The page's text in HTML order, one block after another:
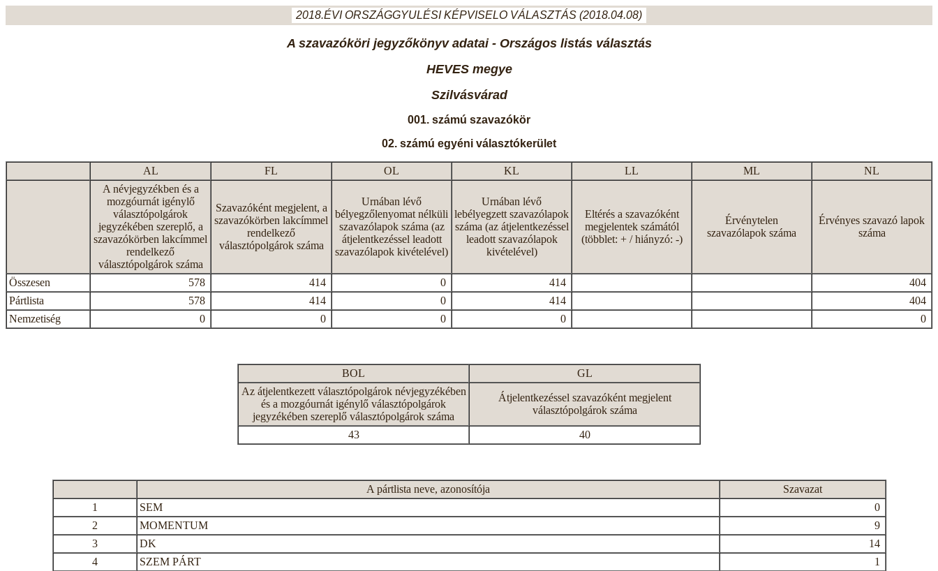
2018.ÉVI ORSZÁGGYULÉSI KÉPVISELO VÁLASZTÁS (2018.04.08)
A szavazóköri jegyzőkönyv adatai - Országos listás választás
HEVES megye
Szilvásvárad
001. számú szavazókör
02. számú egyéni választókerület
AL FL OL KL LL ML
NL
A névjegyzékben és a
mozgóurnát igénylő
választópolgárok
jegyzékében szereplő, a
szavazókörben lakcímmel
rendelkező
választópolgárok száma
Szavazóként megjelent, a
szavazókörben lakcímmel
rendelkező
választópolgárok száma
Urnában lévő
bélyegzőlenyomat nélküli
szavazólapok száma (az
átjelentkezéssel leadott
szavazólapok kivételével)
Urnában lévő
lebélyegzett szavazólapok
száma (az átjelentkezéssel
leadott szavazólapok
kivételével)
Eltérés a szavazóként
megjelentek számától
(többlet: + / hiányzó: -)
Érvénytelen
szavazólapok száma
Érvényes szavazó lapok
száma
Összesen 578 414 0 414
404
Pártlista
578 414 0 414
404
Nemzetiség
0 0 0 0 0
BOL
GL
Az átjelentkezett választópolgárok névjegyzékében
és a mozgóurnát igénylő választópolgárok
jegyzékében szereplő választópolgárok száma
Átjelentkezéssel szavazóként megjelent
választópolgárok száma
43 40
A pártlista neve, azonosítója
Szavazat
1
SEM
0
2
MOMENTUM
9
3
DK
14
4
SZEM PÁRT
1